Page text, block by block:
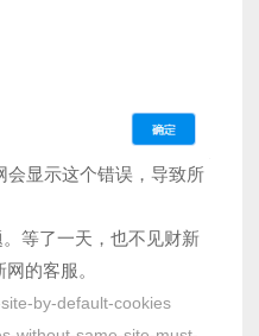
会显示这个错误，导致所
等了一天，也不见财新
的客服。
by-default-cookies